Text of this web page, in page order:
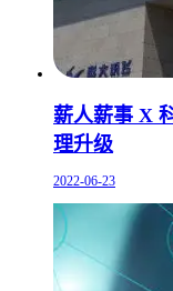
薪人薪事 X
理升级
2022-06-23